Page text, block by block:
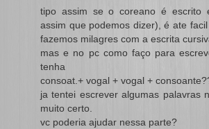
tipo assim se o coreano é escrito
assim que podemos dizer), é ate
fazemos milagres com a escrita
mas e no pc como faço para
tenha
consoat.+ vogal + vogal +
ja tentei escrever algumas palavras
muito certo.
vc poderia ajudar nessa parte?